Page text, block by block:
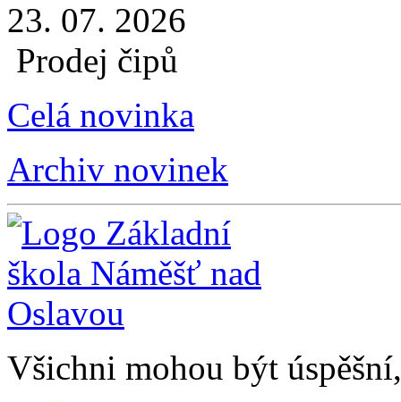
23. 07. 2026
Prodej čipů
Celá novinka
Archiv novinek
Všichni mohou být